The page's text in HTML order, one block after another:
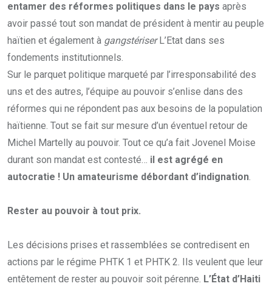
entamer des réformes politiques dans le pays après
avoir passé tout son mandat de président à mentir au peuple
haïtien et également à gangstériserL’Etat dans ses
fondements institutionnels.
Sur le parquet politique marqueté par l’irresponsabilité des
uns et des autres, l’équipe au pouvoir s’enlise dans des
réformes qui ne répondent pas aux besoins de la population
haïtienne. Tout se fait sur mesure d’un éventuel retour de
Michel Martelly au pouvoir. Tout ce qu’a fait Jovenel Moise
durant son mandat est contesté… il est agrégé en
autocratie ! Un amateurisme débordant d’indignation.
Rester au pouvoir à tout prix.
Les décisions prises et rassemblées se contredisent en
actions par le régime PHTK 1 et PHTK 2. Ils veulent que leur
entêtement de rester au pouvoir soit pérenne. L’État d’Haiti